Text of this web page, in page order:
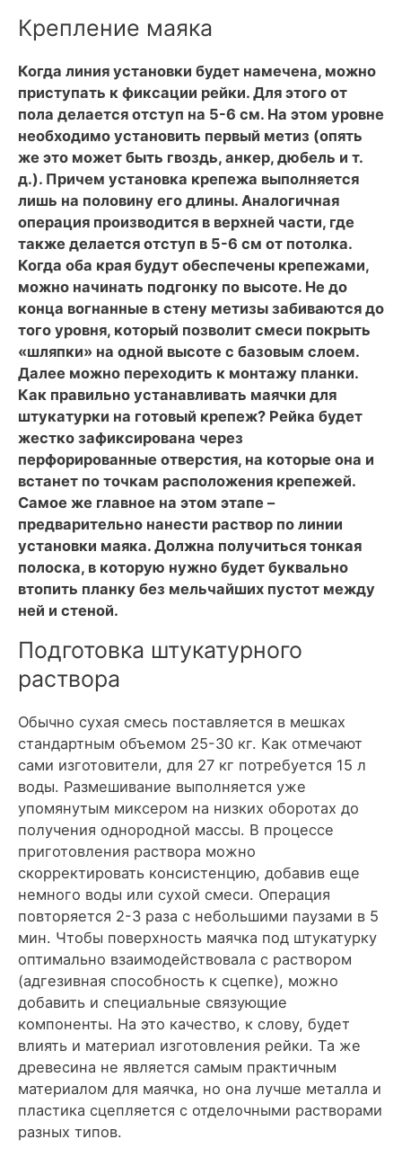
Крепление маяка
Когда линия установки будет намечена, можно
приступать к фиксации рейки. Для этого от
пола делается отступ на 5-6 см. На этом уровне
необходимо установить первый метиз (опять
же это может быть гвоздь, анкер, дюбель и т.
д.). Причем установка крепежа выполняется
лишь на половину его длины. Аналогичная
операция производится в верхней части, где
также делается отступ в 5-6 см от потолка.
Когда оба края будут обеспечены крепежами,
можно начинать подгонку по высоте. Не до
конца вогнанные в стену метизы забиваются до
того уровня, который позволит смеси покрыть
«шляпки» на одной высоте с базовым слоем.
Далее можно переходить к монтажу планки.
Как правильно устанавливать маячки для
штукатурки на готовый крепеж? Рейка будет
жестко зафиксирована через
перфорированные отверстия, на которые она и
встанет по точкам расположения крепежей.
Самое же главное на этом этапе –
предварительно нанести раствор по линии
установки маяка. Должна получиться тонкая
полоска, в которую нужно будет буквально
втопить планку без мельчайших пустот между
ней и стеной.
Подготовка штукатурного
раствора
Обычно сухая смесь поставляется в мешках
стандартным объемом 25-30 кг. Как отмечают
сами изготовители, для 27 кг потребуется 15 л
воды. Размешивание выполняется уже
упомянутым миксером на низких оборотах до
получения однородной массы. В процессе
приготовления раствора можно
скорректировать консистенцию, добавив еще
немного воды или сухой смеси. Операция
повторяется 2-3 раза с небольшими паузами в 5
мин. Чтобы поверхность маячка под штукатурку
оптимально взаимодействовала с раствором
(адгезивная способность к сцепке), можно
добавить и специальные связующие
компоненты. На это качество, к слову, будет
влиять и материал изготовления рейки. Та же
древесина не является самым практичным
материалом для маячка, но она лучше металла и
пластика сцепляется с отделочными растворами
разных типов.